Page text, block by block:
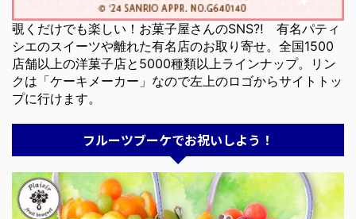
覗くだけでも楽しい！お菓子屋さんのSNS⁈ 有名パティ
シエのスイーツや離れた有名店のお取り寄せ。全国1500
店舗以上の洋菓子店と5000種類以上ラインナップ。リン
クは「ケーキメーカー」なので左上のロゴからサイトトッ
プに行けます。
フルーツブーケでお祝いしよう！